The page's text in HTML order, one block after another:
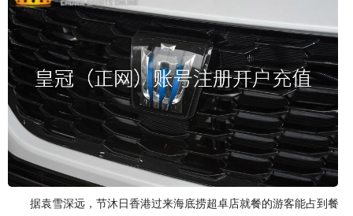
据袁雪深远，节沐日香港过来海底捞超卓店就餐的游客能占到餐